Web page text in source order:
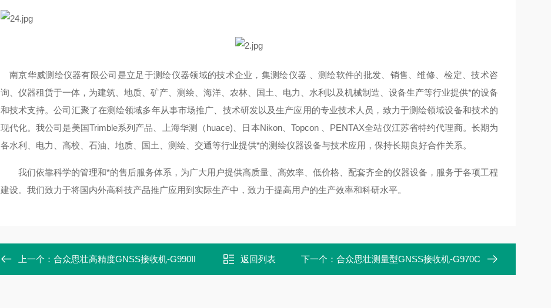
南京华威测绘仪器有限公司是立足于测绘仪器领域的技术企业，集测绘仪器 、测绘软件的批发、销售、维修、检定、技术咨
询、仪器租赁于一体，为建筑、地质、矿产、测绘、海洋、农林、国土、电力、水利以及机械制造、设备生产等行业提供*的设备
和技术支持。公司汇聚了在测绘领域多年从事市场推广、技术研发以及生产应用的专业技术人员，致力于测绘领域设备和技术的
现代化。我公司是美国Trimble系列产品、上海华测（huace)、日本Nikon、Topcon 、PENTAX全站仪江苏省特约代理商。长期为
各水利、电力、高校、石油、地质、国土、测绘、交通等行业提供*的测绘仪器设备与技术应用，保持长期良好合作关系。
我们依靠科学的管理和*的售后服务体系，为广大用户提供高质量、高效率、低价格、配套齐全的仪器设备，服务于各项工程
建设。我们致力于将国内外高科技产品推广应用到实际生产中，致力于提高用户的生产效率和科研水平。
上一个： 合众思壮高精度GNSS接收机-G990II 返回列表 下一个： 合众思壮测量型GNSS接收机-G970C